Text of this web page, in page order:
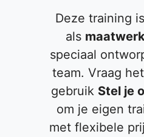
Deze training
als
speciaal
team. Vraag
gebruik Stel je
om je eigen
met flexibele